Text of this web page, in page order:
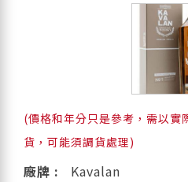
(價格和年分只是參考，需以實
貨，可能須調貨處理)
廠牌 :
Kavalan